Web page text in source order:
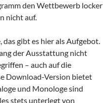
den Wettbewerb locker
nicht auf.
gibt es hier als Aufgebot.
der Ausstattung nicht
– auch auf die
Download-Version bietet
und Monologe sind
stets unterlegt von